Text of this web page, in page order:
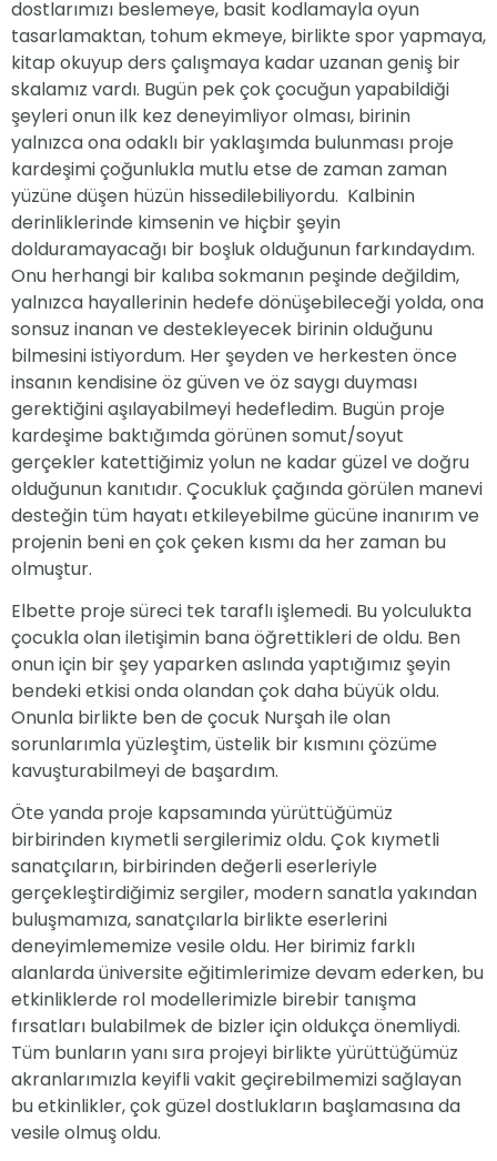
dostlarımızı beslemeye, basit kodlamayla oyun
tasarlamaktan, tohum ekmeye, birlikte spor yapmaya,
kitap okuyup ders çalışmaya kadar uzanan geniş bir
skalamız vardı. Bugün pek çok çocuğun yapabildiği
şeyleri onun ilk kez deneyimliyor olması, birinin
yalnızca ona odaklı bir yaklaşımda bulunması proje
kardeşimi çoğunlukla mutlu etse de zaman zaman
yüzüne düşen hüzün hissedilebiliyordu. Kalbinin
derinliklerinde kimsenin ve hiçbir şeyin
dolduramayacağı bir boşluk olduğunun farkındaydım.
Onu herhangi bir kalıba sokmanın peşinde değildim,
yalnızca hayallerinin hedefe dönüşebileceği yolda, ona
sonsuz inanan ve destekleyecek birinin olduğunu
bilmesini istiyordum. Her şeyden ve herkesten önce
insanın kendisine öz güven ve öz saygı duyması
gerektiğini aşılayabilmeyi hedefledim. Bugün proje
kardeşime baktığımda görünen somut/soyut
gerçekler katettiğimiz yolun ne kadar güzel ve doğru
olduğunun kanıtıdır. Çocukluk çağında görülen manevi
desteğin tüm hayatı etkileyebilme gücüne inanırım ve
projenin beni en çok çeken kısmı da her zaman bu
olmuştur.
Elbette proje süreci tek taraflı işlemedi. Bu yolculukta
çocukla olan iletişimin bana öğrettikleri de oldu. Ben
onun için bir şey yaparken aslında yaptığımız şeyin
bendeki etkisi onda olandan çok daha büyük oldu.
Onunla birlikte ben de çocuk Nurşah ile olan
sorunlarımla yüzleştim, üstelik bir kısmını çözüme
kavuşturabilmeyi de başardım.
Öte yanda proje kapsamında yürüttüğümüz
birbirinden kıymetli sergilerimiz oldu. Çok kıymetli
sanatçıların, birbirinden değerli eserleriyle
gerçekleştirdiğimiz sergiler, modern sanatla yakından
buluşmamıza, sanatçılarla birlikte eserlerini
deneyimlememize vesile oldu. Her birimiz farklı
alanlarda üniversite eğitimlerimize devam ederken, bu
etkinliklerde rol modellerimizle birebir tanışma
fırsatları bulabilmek de bizler için oldukça önemliydi.
Tüm bunların yanı sıra projeyi birlikte yürüttüğümüz
akranlarımızla keyifli vakit geçirebilmemizi sağlayan
bu etkinlikler, çok güzel dostlukların başlamasına da
vesile olmuş oldu.